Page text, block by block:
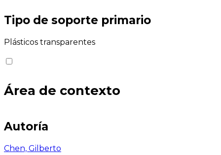
Tipo de soporte primario
Plásticos transparentes
Área de contexto
Autoría
Chen, Gilberto